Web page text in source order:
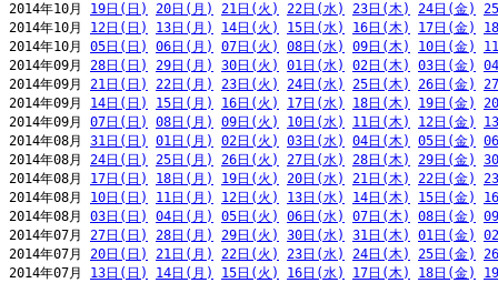
2014年10月 19日(日) 20日(月) 21日(火) 22日(水) 23日(木) 24日(金)
2014年10月 12日(日) 13日(月) 14日(火) 15日(水) 16日(木) 17日(金)
2014年10月 05日(日) 06日(月) 07日(火) 08日(水) 09日(木) 10日(金)
2014年09月 28日(日) 29日(月) 30日(火) 01日(水) 02日(木) 03日(金)
2014年09月 21日(日) 22日(月) 23日(火) 24日(水) 25日(木) 26日(金)
2014年09月 14日(日) 15日(月) 16日(火) 17日(水) 18日(木) 19日(金)
2014年09月 07日(日) 08日(月) 09日(火) 10日(水) 11日(木) 12日(金)
2014年08月 31日(日) 01日(月) 02日(火) 03日(水) 04日(木) 05日(金)
2014年08月 24日(日) 25日(月) 26日(火) 27日(水) 28日(木) 29日(金)
2014年08月 17日(日) 18日(月) 19日(火) 20日(水) 21日(木) 22日(金)
2014年08月 10日(日) 11日(月) 12日(火) 13日(水) 14日(木) 15日(金)
2014年08月 03日(日) 04日(月) 05日(火) 06日(水) 07日(木) 08日(金)
2014年07月 27日(日) 28日(月) 29日(火) 30日(水) 31日(木) 01日(金)
2014年07月 20日(日) 21日(月) 22日(火) 23日(水) 24日(木) 25日(金)
2014年07月 13日(日) 14日(月) 15日(火) 16日(水) 17日(木) 18日(金)